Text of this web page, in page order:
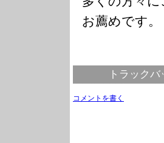
お薦めです。
トラックバ
コメントを書く